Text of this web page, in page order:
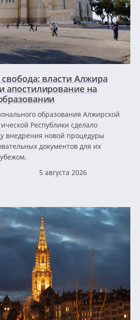
власти Алжира
апостилирование на
образования Алжирской
Республики сделало
внедрения новой процедуры
документов для их
5 августа 2026